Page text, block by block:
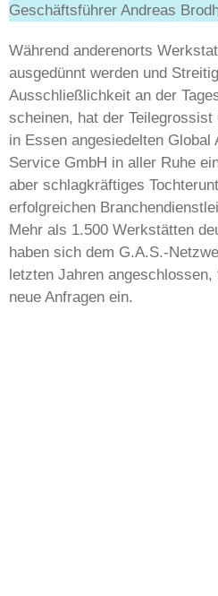
Geschäftsführer Andreas
Während anderenorts
ausgedünnt werden und
Ausschließlichkeit an der
scheinen, hat der
in Essen angesiedelten Global
Service GmbH in aller Ruhe
aber schlagkräftiges
erfolgreichen
Mehr als 1.500 Werkstätten
haben sich dem G.A.S.-
letzten Jahren angeschlossen,
neue Anfragen ein.